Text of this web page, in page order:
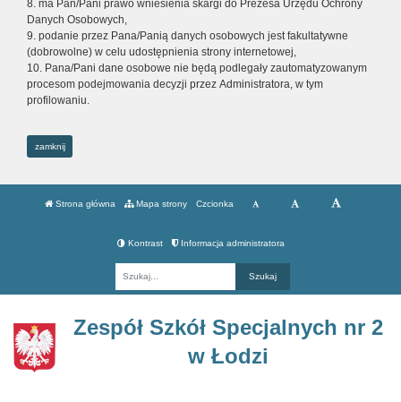
8. ma Pan/Pani prawo wniesienia skargi do Prezesa Urzędu Ochrony
Danych Osobowych,
9. podanie przez Pana/Panią danych osobowych jest fakultatywne
(dobrowolne) w celu udostępnienia strony internetowej,
10. Pana/Pani dane osobowe nie będą podlegały zautomatyzowanym
procesom podejmowania decyzji przez Administratora, w tym
profilowaniu.
zamknij
Strona główna Mapa strony Czcionka
Kontrast Informacja administratora
Zespół Szkół Specjalnych nr 2
w Łodzi